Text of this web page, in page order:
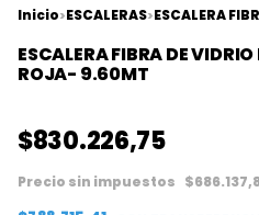
Inicio>ESCALERAS>
ESCALERA FIBRA DE
ROJA- 9.60MT
$830.226,75
Precio sin impuestos